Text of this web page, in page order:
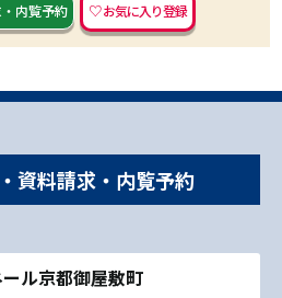
・ 内覧予約
資料請求・内覧予約
ル京都御屋敷町